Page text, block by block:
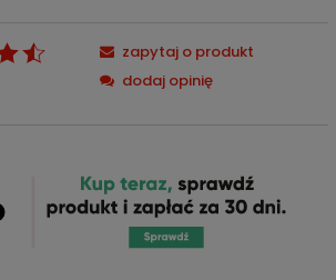
zapytaj o produkt
dodaj opinię